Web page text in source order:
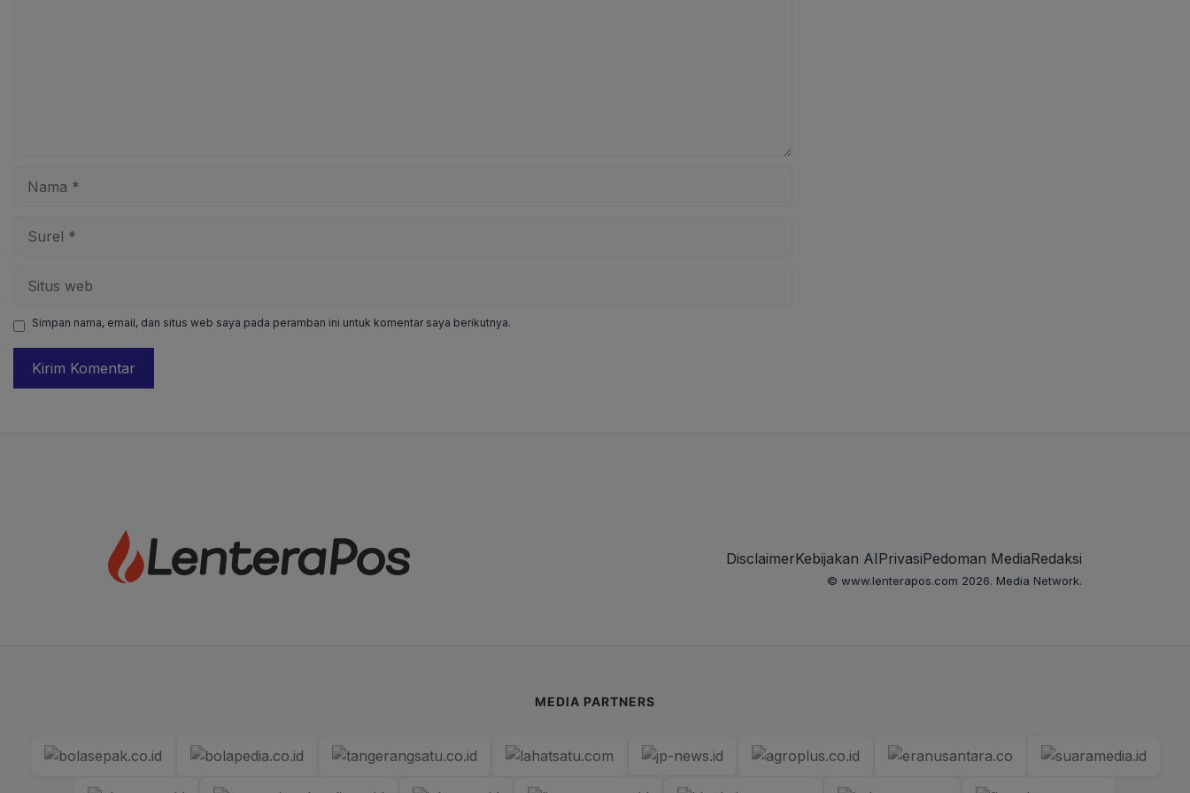
Simpan nama, email, dan situs web saya pada peramban ini untuk komentar saya berikutnya.
DisclaimerKebijakan AIPrivasiPedoman MediaRedaksi
© www.lenterapos.com 2026. Media Network.
MEDIA PARTNERS